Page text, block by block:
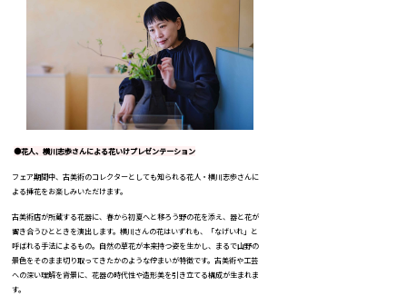
●花人、横川志歩さんによる花いけプレゼンテーション
フェア期間中、古美術のコレクターとしても知られる花人・横川志歩さんに
よる挿花をお楽しみいただけます。
古美術店が所蔵する花器に、春から初夏へと移ろう野の花を添え、器と花が
響き合うひとときを演出します。横川さんの花はいずれも、「なげいれ」と
呼ばれる手法によるもの。自然の草花が本来持つ姿を生かし、まるで山野の
景色をそのまま切り取ってきたかのような佇まいが特徴です。古美術や工芸
への深い理解を背景に、花器の時代性や造形美を引き立てる構成が生まれま
す。